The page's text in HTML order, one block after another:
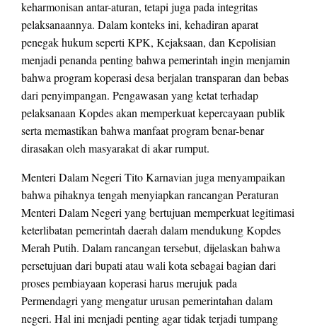
keharmonisan antar-aturan, tetapi juga pada integritas
pelaksanaannya. Dalam konteks ini, kehadiran aparat
penegak hukum seperti KPK, Kejaksaan, dan Kepolisian
menjadi penanda penting bahwa pemerintah ingin menjamin
bahwa program koperasi desa berjalan transparan dan bebas
dari penyimpangan. Pengawasan yang ketat terhadap
pelaksanaan Kopdes akan memperkuat kepercayaan publik
serta memastikan bahwa manfaat program benar-benar
dirasakan oleh masyarakat di akar rumput.
Menteri Dalam Negeri Tito Karnavian juga menyampaikan
bahwa pihaknya tengah menyiapkan rancangan Peraturan
Menteri Dalam Negeri yang bertujuan memperkuat legitimasi
keterlibatan pemerintah daerah dalam mendukung Kopdes
Merah Putih. Dalam rancangan tersebut, dijelaskan bahwa
persetujuan dari bupati atau wali kota sebagai bagian dari
proses pembiayaan koperasi harus merujuk pada
Permendagri yang mengatur urusan pemerintahan dalam
negeri. Hal ini menjadi penting agar tidak terjadi tumpang